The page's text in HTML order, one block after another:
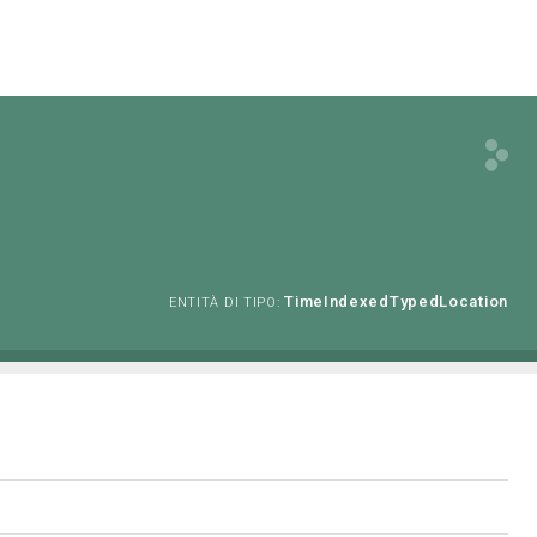
ENTITÀ DI TIPO: TimeIndexedTypedLocation